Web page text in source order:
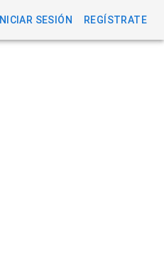
INICIAR SESIÓN REGÍSTRATE